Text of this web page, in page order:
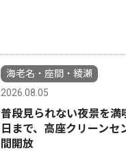
海老名・座間・綾瀬
2026.08.05
普段見られない夜景を満
日まで、高座クリーン
間開放